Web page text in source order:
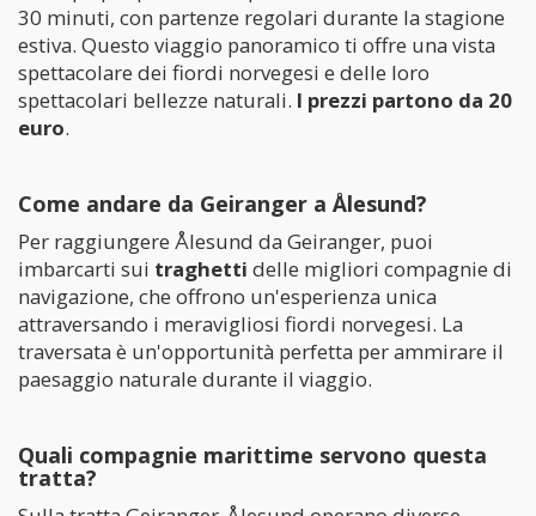
30 minuti, con partenze regolari durante la stagione
estiva. Questo viaggio panoramico ti offre una vista
spettacolare dei fiordi norvegesi e delle loro
spettacolari bellezze naturali. I prezzi partono da 20
euro.
Come andare da Geiranger a Ålesund?
Per raggiungere Ålesund da Geiranger, puoi
imbarcarti sui traghetti delle migliori compagnie di
navigazione, che offrono un'esperienza unica
attraversando i meravigliosi fiordi norvegesi. La
traversata è un'opportunità perfetta per ammirare il
paesaggio naturale durante il viaggio.
Quali compagnie marittime servono questa
tratta?